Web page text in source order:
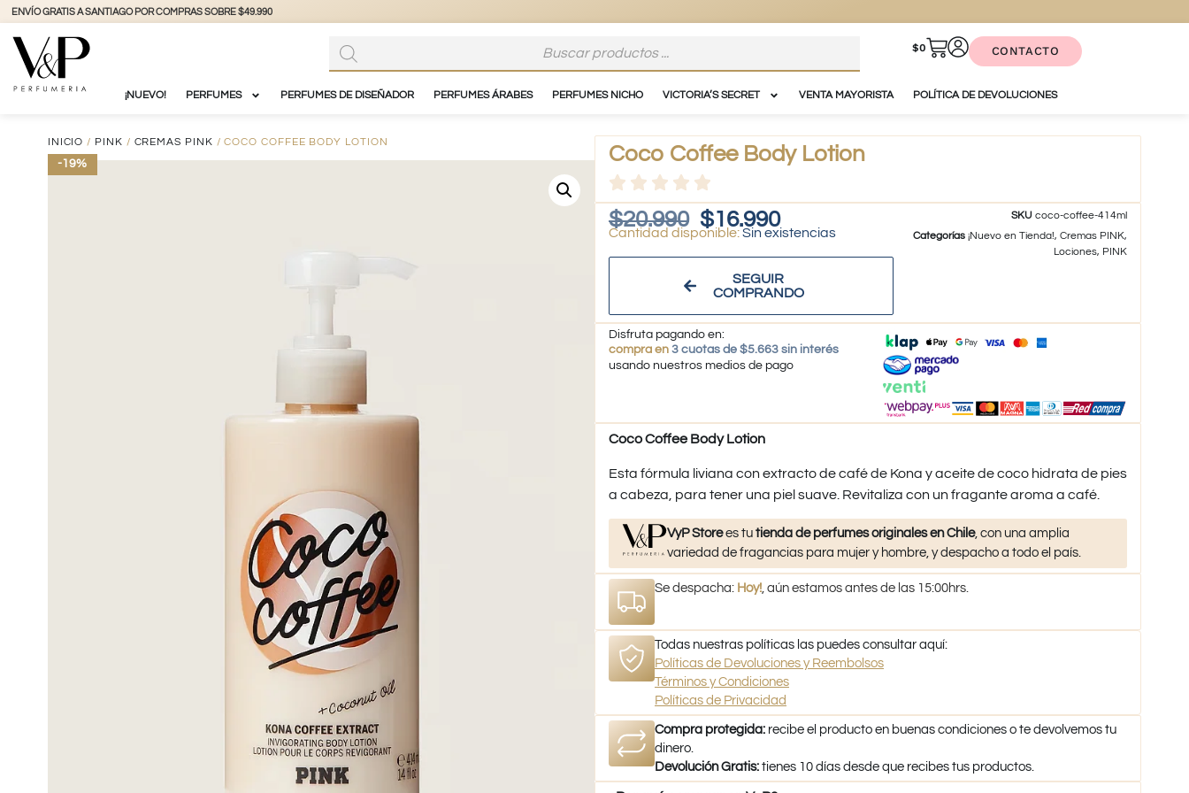
+56 9 3877 3738 @vyp_store.chile vypstore.cl
$0 CONTACTO
¡NUEVO! PERFUMES PERFUMES DE DISEÑADOR PERFUMES ÁRABES PERFUMES NICHO VICTORIA’S SECRET VENTA MAYORISTA POLÍTICA DE DEVOLUCIONES
INICIO / PINK / CREMAS PINK / COCO COFFEE BODY LOTION
-19% Coco Coffee Body Lotion
$20.990 $16.990
Sin existencias
SEGUIR
COMPRANDO
SKUcoco-coffee-414ml
Categorías ¡Nuevo en Tienda!,Cremas PINK,
Lociones, PINK
Disfruta pagando en:
compra en 3 cuotas de $5.663 sin interés
usando nuestros medios de pago
Coco Coffee Body Lotion
Esta fórmula liviana con extracto de café de Kona y aceite de coco hidrata de pies
a cabeza, para tener una piel suave. Revitaliza con un fragante aroma a café.
VyP Storees tutienda de perfumes originales en Chile, con una amplia
variedad de fragancias para mujer y hombre, y despacho a todo el país.
Se despacha: Hoy! , aún estamos antes de las 15:00hrs.
Todas nuestras políticas las puedes consultar aquí:
Políticas de Devoluciones y Reembolsos
Términos y Condiciones
Políticas de Privacidad
Compra protegida: recibe el producto en buenas condiciones o te devolvemos tu
dinero.
Devolución Gratis: tienes 10 días desde que recibes tus productos.